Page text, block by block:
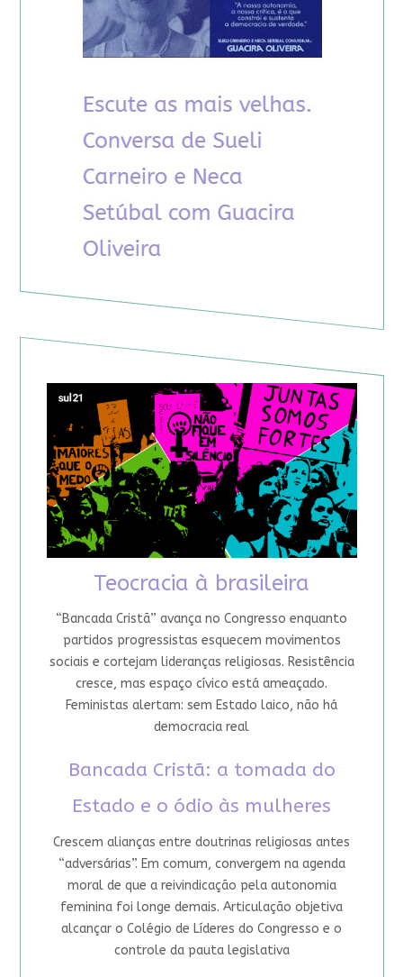
Teocracia à brasileira
“Bancada Cristã” avança no Congresso enquanto
partidos progressistas esquecem movimentos
sociais e cortejam lideranças religiosas. Resistência
cresce, mas espaço cívico está ameaçado.
Feministas alertam: sem Estado laico, não há
democracia real
Bancada Cristã: a tomada do
Estado e o ódio às mulheres
Crescem alianças entre doutrinas religiosas antes
“adversárias”. Em comum, convergem na agenda
moral de que a reivindicação pela autonomia
feminina foi longe demais. Articulação objetiva
alcançar o Colégio de Líderes do Congresso e o
controle da pauta legislativa